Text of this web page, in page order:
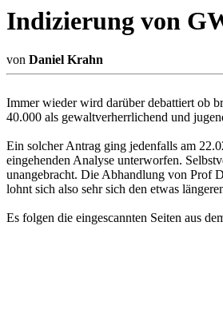
Indizierung von
von Daniel Krahn
Immer wieder wird darüber debattiert ob
40.000 als gewaltverherrlichend und
Ein solcher Antrag ging jedenfalls am
eingehenden Analyse unterworfen.
unangebracht. Die Abhandlung von Prof
lohnt sich also sehr sich den etwas
Es folgen die eingescannten Seiten aus